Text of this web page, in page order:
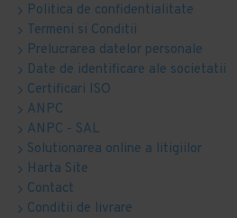
Politica de confidentialitate
Termeni si Conditii
Prelucrarea datelor personale
Date de identificare ale societatii
Certificari ISO
ANPC
ANPC - SAL
Solutionarea online a litigiilor
Harta Site
Contact
Conditii de livrare